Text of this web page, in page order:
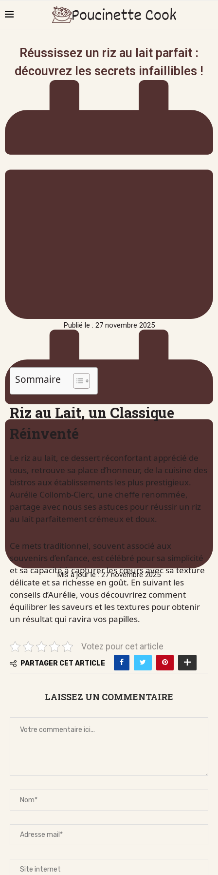
Réussissez un riz au lait parfait :
découvrez les secrets infaillibles !
Publié le : 27 novembre 2025
Mis à jour le : 27 novembre 2025
Sommaire
Riz au Lait, un Classique
Réinventé
Le riz au lait, ce dessert réconfortant apprécié de
tous, retrouve sa place d’honneur, de la cuisine des
bistros aux établissements les plus prestigieux.
Aurélie Collomb-Clerc, une cheffe renommée,
partage avec nous ses astuces pour réussir un riz
au lait parfaitement crémeux et doux.
Ce mets traditionnel, souvent associé aux
souvenirs d’enfance, est célébré pour sa simplicité
et sa capacité à capturer les cœurs avec sa texture
délicate et sa richesse en goût. En suivant les
conseils d’Aurélie, vous découvrirez comment
équilibrer les saveurs et les textures pour obtenir
un résultat qui ravira vos papilles.
Votez pour cet article
PARTAGER CET ARTICLE
LAISSEZ UN COMMENTAIRE